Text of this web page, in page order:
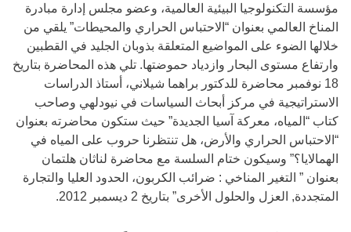
مؤسسة التكنولوجيا البيئية العالمية، وعضو مجلس إدارة مبادرة
المناخ العالمي بعنوان “الاحتباس الحراري والمحيطات” يلقي من
خلالها الضوء على المواضيع المتعلقة بذوبان الجليد في القطبين
وارتفاع مستوى البحار وازدياد حموضتها. تلي هذه المحاضرة بتاريخ
18 نوفمبر محاضرة للدكتور براهما شيلاني، أستاذ الدراسات
الاستراتيجية في مركز أبحاث السياسات في نيودلهي وصاحب
كتاب “المياه، معركة آسيا الجديدة” حيث ستكون محاضرته بعنوان
“الاحتباس الحراري والأرض، هل تنتظرنا حروب على المياه في
الهمالايا؟” وسيكون ختام السلسة مع محاضرة لناثان هلتمان
بعنوان ” التغير المناخي : ضرائب الكربون، الحدود العليا والتجارة
المتجددة, العزل والحلول الأخرى” بتاريخ 2 ديسمبر 2012.